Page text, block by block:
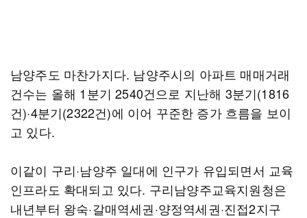
남양주도 마찬가지다. 남양주시의 아파트 매매거래
건수는 올해 1분기 2540건으로 지난해 3분기(1816
건)·4분기(2322건)에 이어 꾸준한 증가 흐름을 보이
고 있다.
이같이 구리·남양주 일대에 인구가 유입되면서 교육
인프라도 확대되고 있다. 구리남양주교육지원청은
내년부터 왕숙·갈매역세권·양정역세권·진접2지구